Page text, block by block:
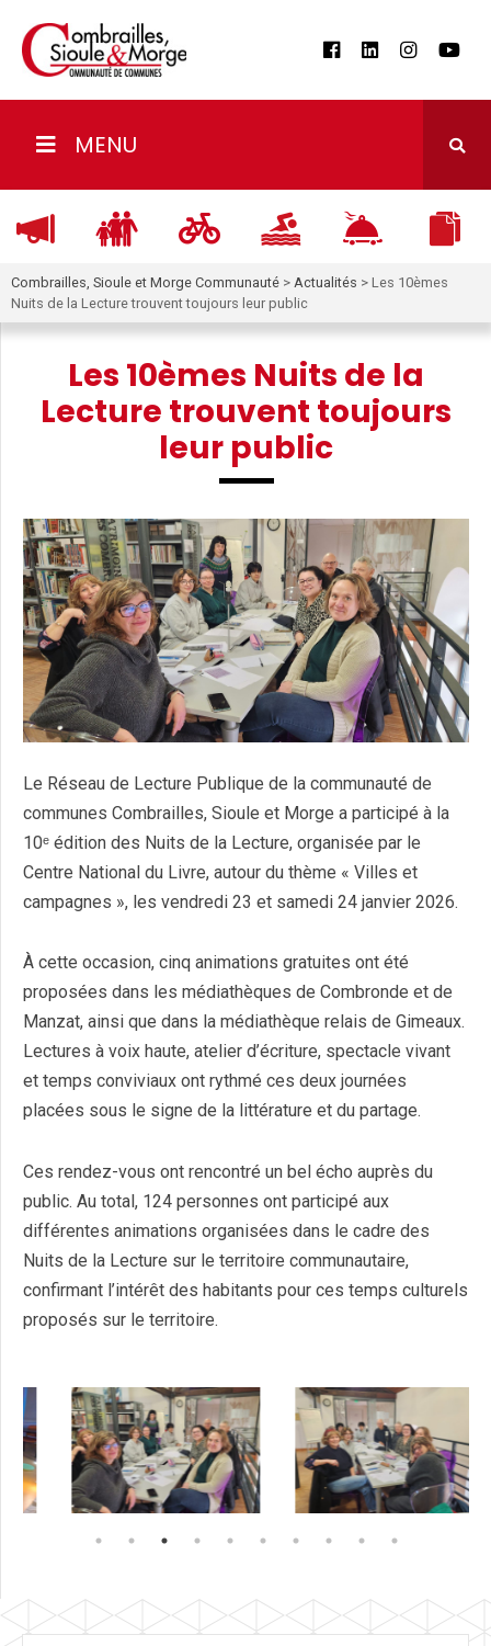
MENU
Combrailles, Sioule et Morge Communauté > Actualités > Les 10èmes
Nuits de la Lecture trouvent toujours leur public
Les 10èmes Nuits de la
Lecture trouvent toujours
leur public
Le Réseau de Lecture Publique de la communauté de
communes Combrailles, Sioule et Morge a participé à la
10ᵉ édition des Nuits de la Lecture, organisée par le
Centre National du Livre, autour du thème « Villes et
campagnes », les vendredi 23 et samedi 24 janvier 2026.
À cette occasion, cinq animations gratuites ont été
proposées dans les médiathèques de Combronde et de
Manzat, ainsi que dans la médiathèque relais de Gimeaux.
Lectures à voix haute, atelier d’écriture, spectacle vivant
et temps conviviaux ont rythmé ces deux journées
placées sous le signe de la littérature et du partage.
Ces rendez-vous ont rencontré un bel écho auprès du
public. Au total, 124 personnes ont participé aux
différentes animations organisées dans le cadre des
Nuits de la Lecture sur le territoire communautaire,
confirmant l’intérêt des habitants pour ces temps culturels
proposés sur le territoire.